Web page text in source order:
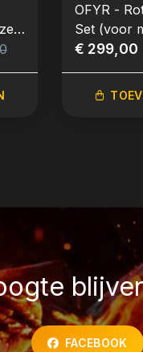
OFYR -
Set (voor
en 100)
€ 299,00
FACEBOOK